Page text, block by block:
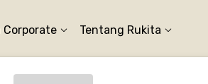
Corporate Tentang Rukita